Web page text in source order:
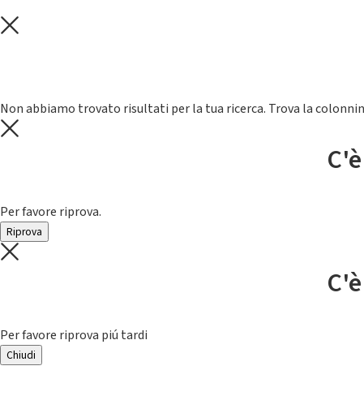
Non abbiamo trovato risultati per la tua ricerca. Trova la
Per favore riprova.
Riprova
Per favore riprova piú tardi
Chiudi